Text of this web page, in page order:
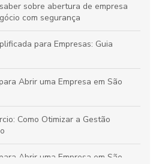
sobre abertura de empresa
com segurança
para Empresas: Guia
Abrir uma Empresa em São
Como Otimizar a Gestão
Abrir uma Empresa em São